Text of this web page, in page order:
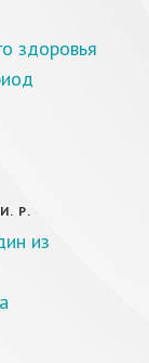
здоровья
Р.
из